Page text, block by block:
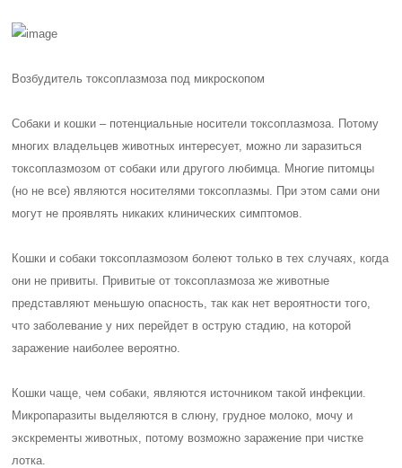
Возбудитель токсоплазмоза под микроскопом
Собаки и кошки – потенциальные носители токсоплазмоза. Потому
многих владельцев животных интересует, можно ли заразиться
токсоплазмозом от собаки или другого любимца. Многие питомцы
(но не все) являются носителями токсоплазмы. При этом сами они
могут не проявлять никаких клинических симптомов.
Кошки и собаки токсоплазмозом болеют только в тех случаях, когда
они не привиты. Привитые от токсоплазмоза же животные
представляют меньшую опасность, так как нет вероятности того,
что заболевание у них перейдет в острую стадию, на которой
заражение наиболее вероятно.
Кошки чаще, чем собаки, являются источником такой инфекции.
Микропаразиты выделяются в слюну, грудное молоко, мочу и
экскременты животных, потому возможно заражение при чистке
лотка.